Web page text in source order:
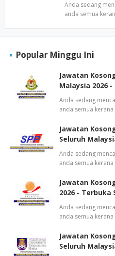
Anda sedang
anda semua
Popular Minggu Ini
Jawatan
Malaysia 2026
Anda sedang
anda semua
Jawatan
Seluruh
Anda sedang
anda semua
Jawatan
2026 - Terbuka
Anda sedang
anda semua
Jawatan
Seluruh